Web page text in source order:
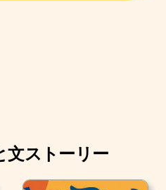
文ストーリー